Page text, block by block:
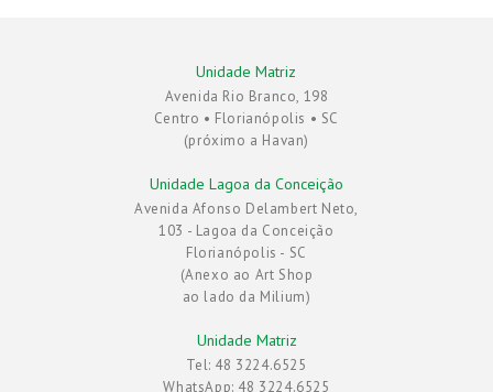
Unidade Matriz
Avenida Rio Branco, 198
Centro • Florianópolis • SC
(próximo a Havan)
Unidade Lagoa da Conceição
Avenida Afonso Delambert Neto,
103 - Lagoa da Conceição
Florianópolis - SC
(Anexo ao Art Shop
ao lado da Milium)
Unidade Matriz
Tel: 48 3224.6525
WhatsApp: 48 3224.6525